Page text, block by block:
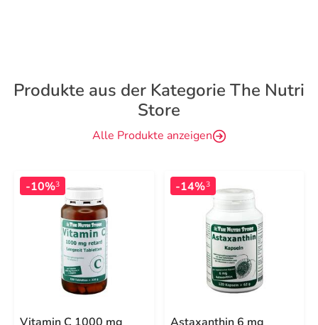
Produkte aus der Kategorie The Nutri
Store
Alle Produkte anzeigen
-10%3
Vitamin C 1000 mg
-14%3
Astaxanthin 6 mg